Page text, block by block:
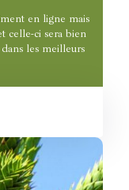
en ligne mais
celle-ci sera bien
les meilleurs